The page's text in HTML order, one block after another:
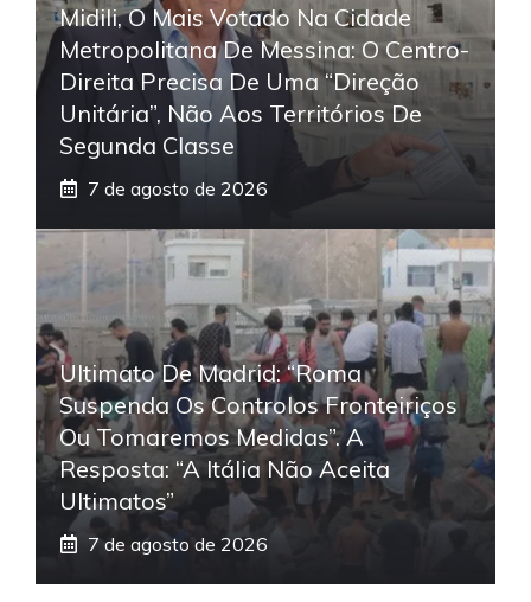
Midili, O Mais Votado Na Cidade
Metropolitana De Messina: O Centro-
Direita Precisa De Uma “direção
Unitária”, Não Aos Territórios De
Segunda Classe
7 de agosto de 2026
Ultimato De Madrid: “Roma
Suspenda Os Controlos Fronteiriços
Ou Tomaremos Medidas”. A
Resposta: “A Itália Não Aceita
Ultimatos”
7 de agosto de 2026